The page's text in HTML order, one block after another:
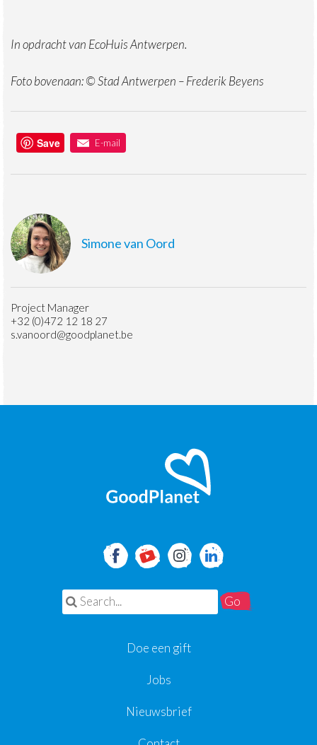
Simone van Oord
Project Manager
+32 (0)472 12 18 27
s.vanoord@goodplanet.be
In opdracht van EcoHuis Antwerpen.
Foto bovenaan: © Stad Antwerpen – Frederik Beyens
Save E-mail
Search for:
Doe een gift
Jobs
Nieuwsbrief